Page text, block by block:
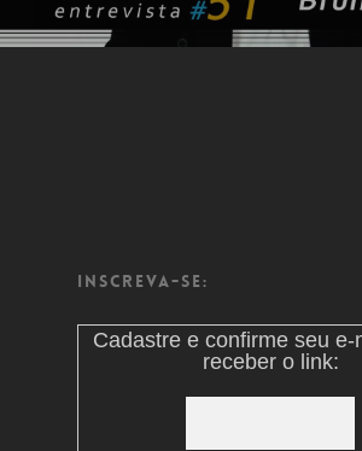
Inscreva-se:
Cadastre e confirme seu e-
receber o link: